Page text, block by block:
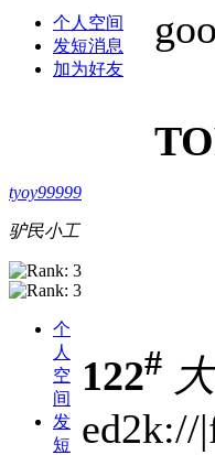
个人空间
发短消息
加为好友
tyoy99999
驴民小工
个
人
空
间
发
短
122# 大
ed2k://